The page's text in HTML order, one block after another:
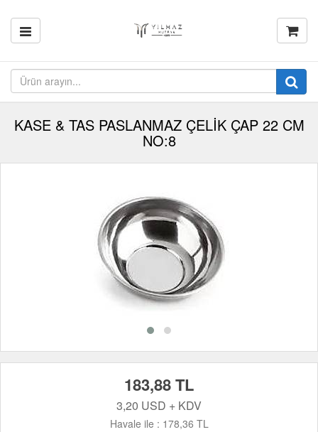
KASE & TAS PASLANMAZ ÇELİK ÇAP 22 CM
NO:8
183,88 TL
3,20 USD + KDV
Havale ile : 178,36 TL